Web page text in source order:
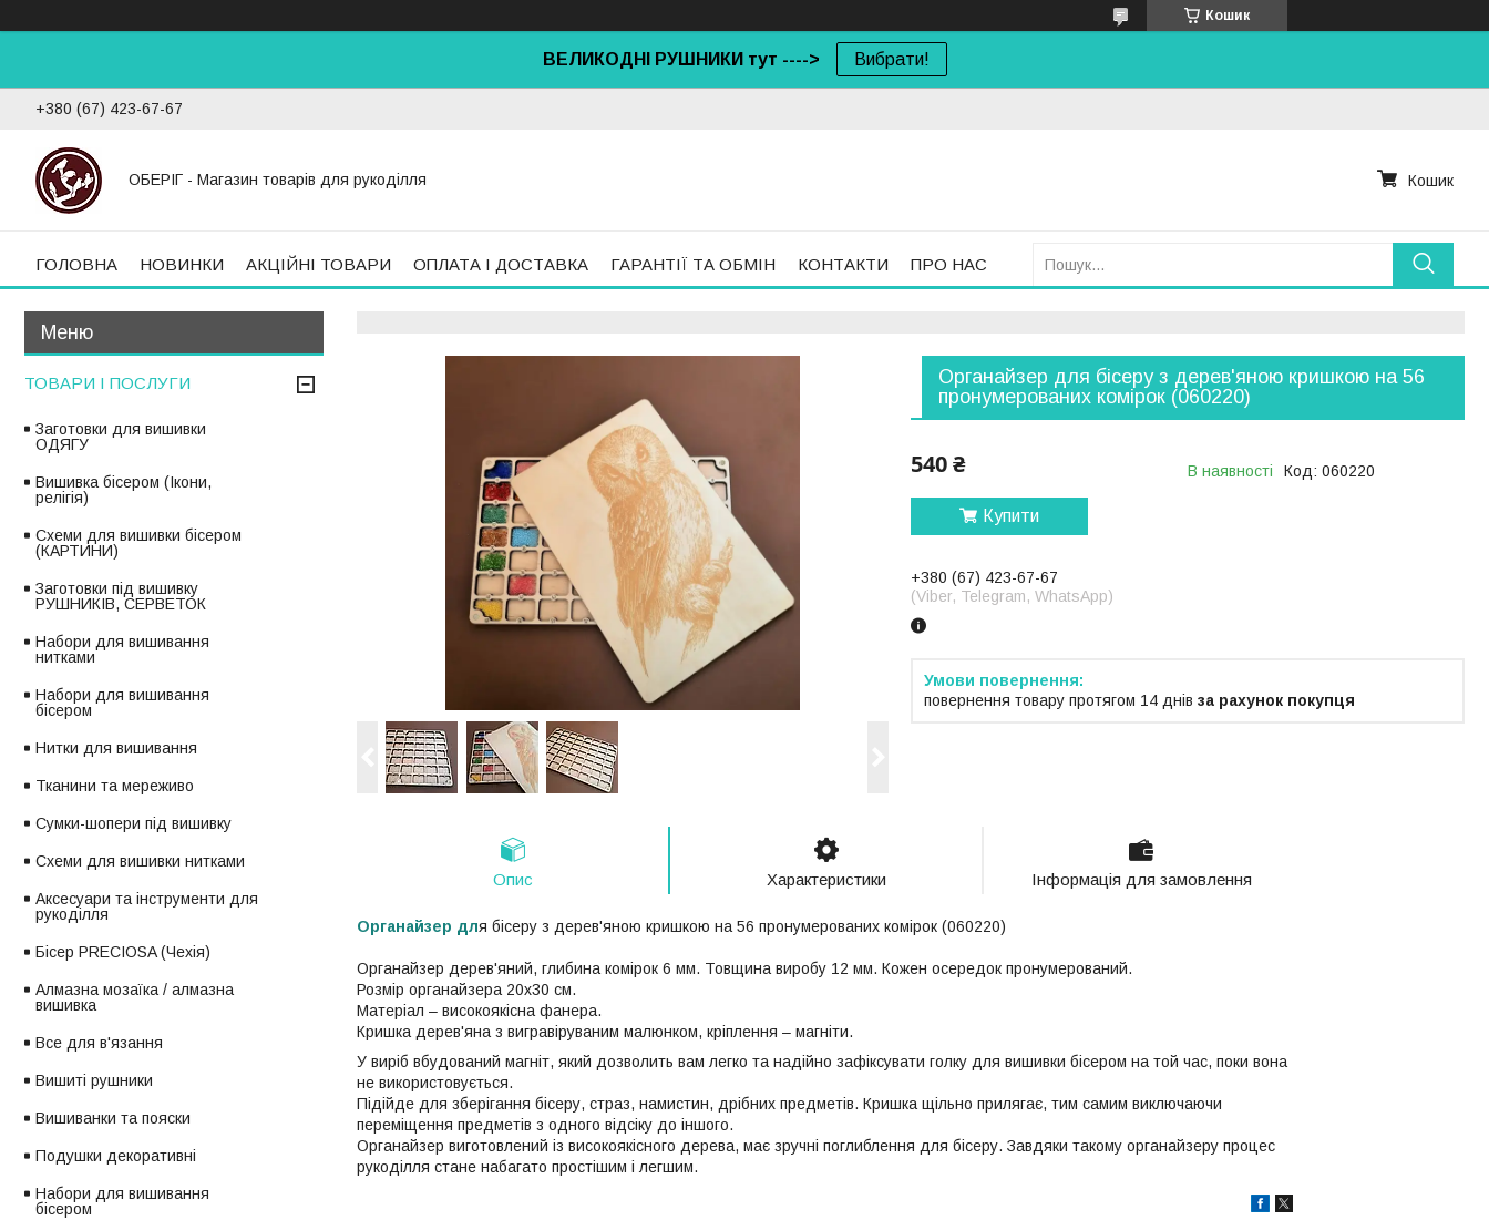
Кошик
ВЕЛИКОДНІ РУШНИКИ тут ----> Вибрати!
+380 (67) 423-67-67
ОБЕРІГ - Магазин товарів для рукоділля Кошик
ГОЛОВНА НОВИНКИ АКЦІЙНІ ТОВАРИ ОПЛАТА І ДОСТАВКА ГАРАНТІЇ ТА ОБМІН КОНТАКТИ ПРО НАС
Органайзер для бісеру з дерев'яною кришкою на 56
пронумерованих комірок (060220)
540 ₴ В наявності Код: 060220
Купити
+380 (67) 423-67-67
(Viber, Telegram, WhatsApp)
повернення товару протягом 14 днів за рахунок покупця
Опис Характеристики Інформація для замовлення
Органайзер для бісеру з дерев'яною кришкою на 56 пронумерованих комірок (060220)
Органайзер дерев'яний, глибина комірок 6 мм. Товщина виробу 12 мм. Кожен осередок пронумерований.
Розмір органайзера 20х30 см.
Матеріал – високоякісна фанера.
Кришка дерев'яна з вигравіруваним малюнком, кріплення – магніти.
У виріб вбудований магніт, який дозволить вам легко та надійно зафіксувати голку для вишивки бісером на той час, поки вона
не використовується.
Підійде для зберігання бісеру, страз, намистин, дрібних предметів. Кришка щільно прилягає, тим самим виключаючи
переміщення предметів з одного відсіку до іншого.
Органайзер виготовлений із високоякісного дерева, має зручні поглиблення для бісеру. Завдяки такому органайзеру процес
рукоділля стане набагато простішим і легшим.
ТОВАРИ І ПОСЛУГИ
Заготовки для вишивки
ОДЯГУ
Вишивка бісером (Ікони,
релігія)
Схеми для вишивки бісером
(КАРТИНИ)
Заготовки під вишивку
РУШНИКІВ, СЕРВЕТОК
Набори для вишивання
нитками
Набори для вишивання
бісером
Нитки для вишивання
Тканини та мереживо
Сумки-шопери під вишивку
Схеми для вишивки нитками
Аксесуари та інструменти для
рукоділля
Бісер PRECIOSA (Чехія)
Алмазна мозаїка / алмазна
вишивка
Все для в'язання
Вишиті рушники
Вишиванки та пояски
Подушки декоративні
Набори для вишивання
бісером